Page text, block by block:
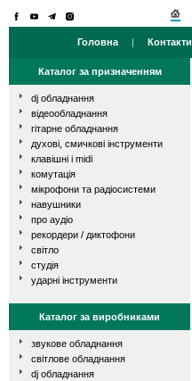
Головна | Контакти
Каталог за призначенням
dj обладнання
відеообладнання
гітарне обладнання
духові, смичкові інструменти
клавішні і midi
комутація
мікрофони та радіосистеми
навушники
про аудіо
рекордери / диктофони
світло
студія
ударні інструменти
Каталог за виробниками
звукове обладнання
світлове обладнання
dj обладнання